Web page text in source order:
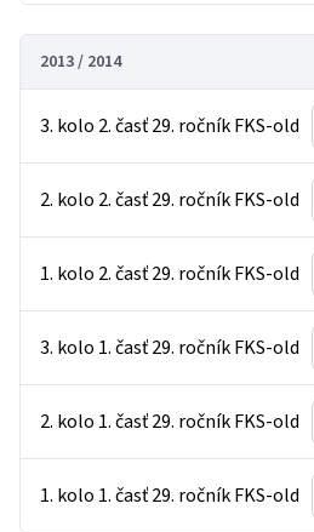
2013 / 2014
3. kolo 2. časť 29. ročník FKS-old
2. kolo 2. časť 29. ročník FKS-old
1. kolo 2. časť 29. ročník FKS-old
3. kolo 1. časť 29. ročník FKS-old
2. kolo 1. časť 29. ročník FKS-old
1. kolo 1. časť 29. ročník FKS-old